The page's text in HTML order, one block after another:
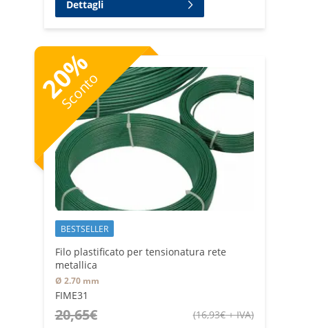
Dettagli
20
%
Sconto
BESTSELLER
Filo plastificato per tensionatura rete
metallica
Ø 2.70 mm
FIME31
20,65€ (16,93€+ IVA)